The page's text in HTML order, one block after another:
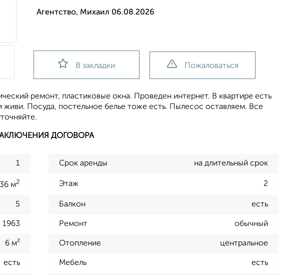
Агентство, Михаил 06.08.2026
В закладки Пожаловаться
ремонт, пластиковые окна. Проведен интернет. В квартире есть
живи. Посуда, постельное белье тоже есть. Пылесос оставляем. Все
ДОГОВОРА
1 Срок аренды на длительный срок
36 м2 Этаж 2
5 Балкон есть
1963 Ремонт обычный
6 м² Отопление центральное
есть Мебель есть